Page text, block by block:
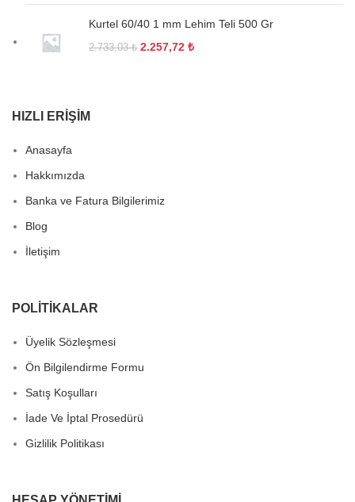
Kurtel 60/40 1 mm Lehim Teli 500 Gr
2.733,03₺ 2.257,72 ₺
HIZLI ERIŞIM
Anasayfa
Hakkımızda
Banka ve Fatura Bilgilerimiz
Blog
İletişim
POLITIKALAR
Üyelik Sözleşmesi
Ön Bilgilendirme Formu
Satış Koşulları
İade Ve İptal Prosedürü
Gizlilik Politikası